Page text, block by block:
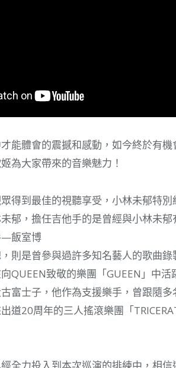
能體會的震撼和感動，如今終於有
為大家帶來的音樂魅力！
得到最佳的視聽享受，小林未郁特
郁，擔任吉他手的是曾經與小林未
—飯室博
則是曾參與過許多知名藝人的歌曲
QUEEN致敬的樂團「GUEEN」中活
富士子，他作為支援樂手，曾跟隨
道20周年的三人搖滾樂團「